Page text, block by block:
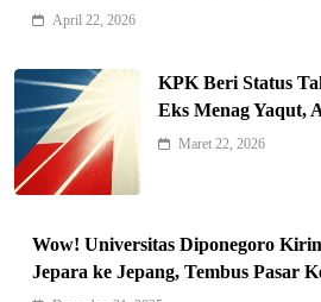
5
Indonesia Siap
Kunci Rantai
6
Negara G20 di
Editorial
April 22, 2026
KPK Beri Status
Eks Menag Yaqut,
Maret 22, 2026
Wow! Universitas Diponegoro
Jepara ke Jepang, Tembus Pasar